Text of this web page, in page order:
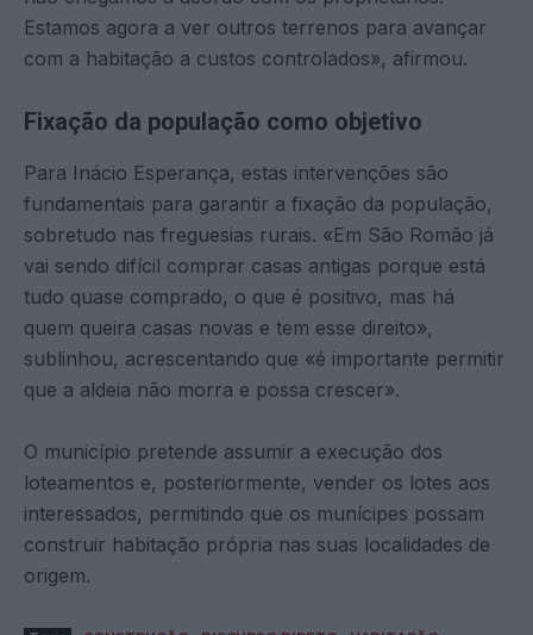
Estamos agora a ver outros terrenos para avançar
com a habitação a custos controlados», afirmou.
Fixação da população como objetivo
Para Inácio Esperança, estas intervenções são
fundamentais para garantir a fixação da população,
sobretudo nas freguesias rurais. «Em São Romão já
vai sendo difícil comprar casas antigas porque está
tudo quase comprado, o que é positivo, mas há
quem queira casas novas e tem esse direito»,
sublinhou, acrescentando que «é importante permitir
que a aldeia não morra e possa crescer».
O município pretende assumir a execução dos
loteamentos e, posteriormente, vender os lotes aos
interessados, permitindo que os munícipes possam
construir habitação própria nas suas localidades de
origem.